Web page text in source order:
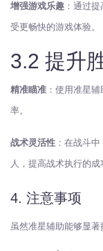
增强游戏乐趣 ：通过
受更畅快的游戏体验。
3.2 提升
精准瞄准 ：使用准星
率。
战术灵活性 ：在战斗
人，提高战术执行的成
4. 注意事项
虽然准星辅助能够显著